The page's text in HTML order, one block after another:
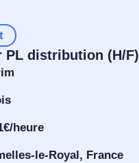
PL distribution (H/F)
heure
le-Royal, France